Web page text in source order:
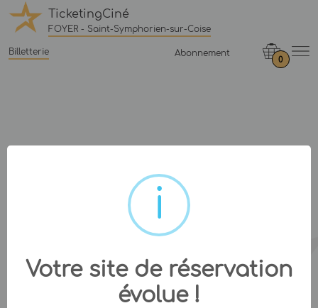
TicketingCiné
FOYER - Saint-Symphorien-sur-Coise
Billetterie Abonnement
0
Votre site de réservation
évolue !